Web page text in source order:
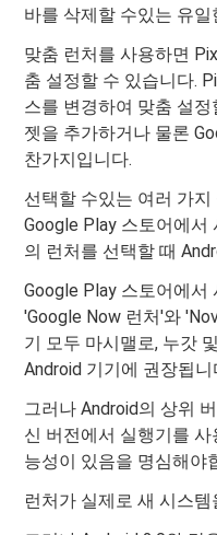
바를 삭제할 수있는 유일
맞춤 런처를 사용하면
춤 설정할 수 있습니다.
스를 변경하여 맞춤 설
젯을 추가하거나 물론
찬가지입니다.
선택할 수있는 여러 가
Google Play 스토어에서
의 런처를 선택할 때
Google Play 스토어에서
'Google Now 런처'와
기 모두 마시맬로, 누갓
Android 기기에 권장됩니
그러나 Android의 상위
신 버전에서 실행기를
능성이 있음을 명심해야
런처가 실제로 새 시스